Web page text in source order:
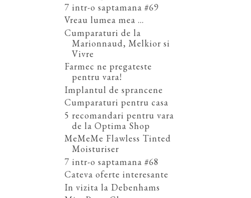
7 intr-o saptamana #69
Vreau lumea mea ...
Cumparaturi de la
Marionnaud, Melkior si
Vivre
Farmec ne pregateste
pentru vara!
Implantul de sprancene
Cumparaturi pentru casa
5 recomandari pentru vara
de la Optima Shop
MeMeMe Flawless Tinted
Moisturiser
7 intr-o saptamana #68
Cateva oferte interesante
In vizita la Debenhams